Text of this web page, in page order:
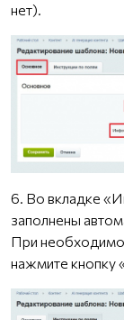
нет).
6. Во вкладке
заполнены
При
нажмите кнопку